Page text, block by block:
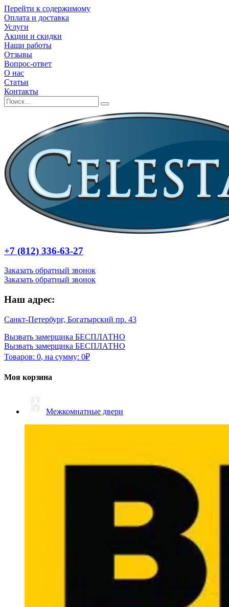
Перейти к содержимому
Оплата и доставка
Услуги
Акции и скидки
Наши работы
Отзывы
Вопрос-ответ
О нас
Статьи
Контакты
+7 (812) 336-63-27
Заказать обратный звонок
Заказать обратный звонок
Наш адрес:
Санкт-Петербург, Богатырский пр. 43
Вызвать замерщика БЕСПЛАТНО
Вызвать замерщика БЕСПЛАТНО
Товаров: 0, на сумму: 0₽
Моя корзина
Межкомнатные двери